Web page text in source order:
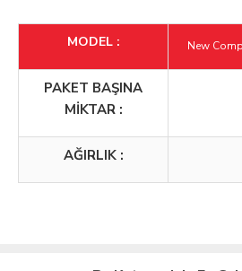
MODEL : New
PAKET BAŞINA
MİKTAR :
AĞIRLIK :